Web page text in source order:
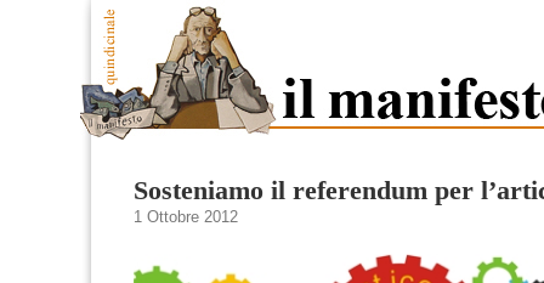
Sosteniamo il referendum per
1 Ottobre 2012